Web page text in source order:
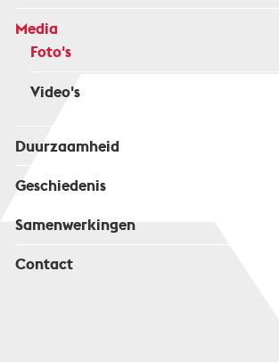
Media
Foto's
Video's
Duurzaamheid
Geschiedenis
Samenwerkingen
Contact